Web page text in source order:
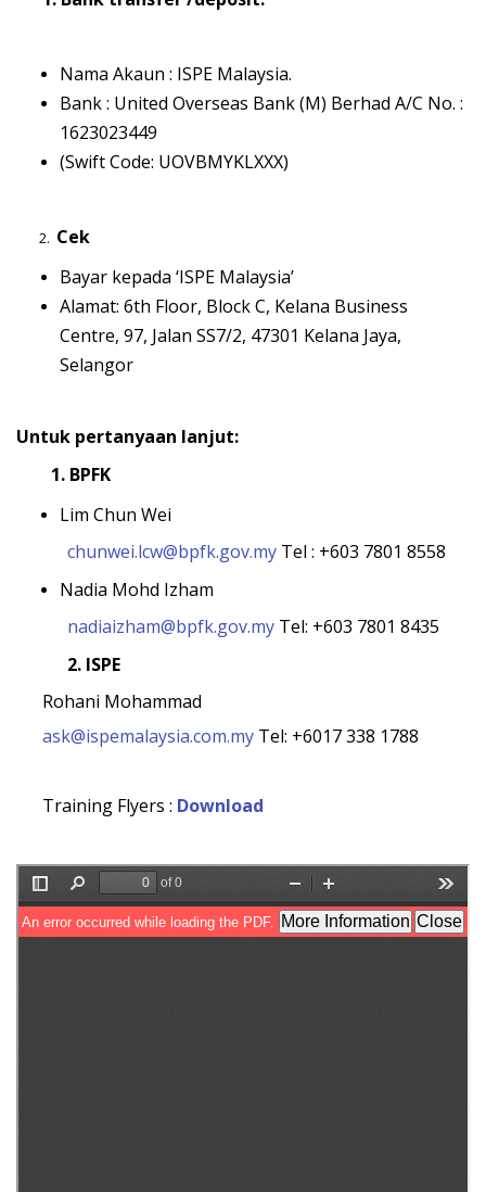
Nama Akaun : ISPE Malaysia.
Bank : United Overseas Bank (M) Berhad A/C No. :
1623023449
(Swift Code: UOVBMYKLXXX)
2. Cek
Bayar kepada ‘ISPE Malaysia’
Alamat: 6th Floor, Block C, Kelana Business
Centre, 97, Jalan SS7/2, 47301 Kelana Jaya,
Selangor
Untuk pertanyaan lanjut:
1. BPFK
Lim Chun Wei
chunwei.lcw@bpfk.gov.my Tel : +603 7801 8558
Nadia Mohd Izham
nadiaizham@bpfk.gov.my Tel: +603 7801 8435
2. ISPE
Rohani Mohammad
ask@ispemalaysia.com.my Tel: +6017 338 1788
Training Flyers : Download